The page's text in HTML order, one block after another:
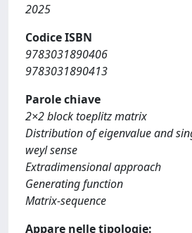
2025
Codice ISBN
9783031890406
9783031890413
Parole chiave
2×2 block toeplitz matrix
Distribution of eigenvalue and
weyl sense
Extradimensional approach
Generating function
Matrix-sequence
Appare nelle tipologie: